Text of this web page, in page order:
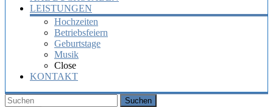
Geburtstag
oder
Firmenfeier.
LEISTUNGEN
Hochzeiten
Betriebsfeiern
Geburtstage
Musik
Close
KONTAKT
Suchen